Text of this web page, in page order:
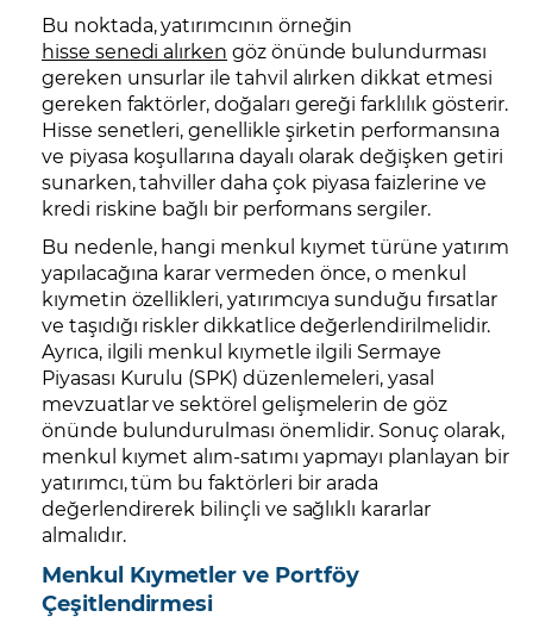
Bu noktada, yatırımcının örneğin
hisse senedi alırken göz önünde bulundurması
gereken unsurlar ile tahvil alırken dikkat etmesi
gereken faktörler, doğaları gereği farklılık gösterir.
Hisse senetleri, genellikle şirketin performansına
ve piyasa koşullarına dayalı olarak değişken getiri
sunarken, tahviller daha çok piyasa faizlerine ve
kredi riskine bağlı bir performans sergiler.
Bu nedenle, hangi menkul kıymet türüne yatırım
yapılacağına karar vermeden önce, o menkul
kıymetin özellikleri, yatırımcıya sunduğu fırsatlar
ve taşıdığı riskler dikkatlice değerlendirilmelidir.
Ayrıca, ilgili menkul kıymetle ilgili Sermaye
Piyasası Kurulu (SPK) düzenlemeleri, yasal
mevzuatlar ve sektörel gelişmelerin de göz
önünde bulundurulması önemlidir. Sonuç olarak,
menkul kıymet alım-satımı yapmayı planlayan bir
yatırımcı, tüm bu faktörleri bir arada
değerlendirerek bilinçli ve sağlıklı kararlar
almalıdır.
Menkul Kıymetler ve Portföy
Çeşitlendirmesi